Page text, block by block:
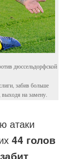
дюссельдорфской
забив больше
выходя на замену.
атаки
44 голов